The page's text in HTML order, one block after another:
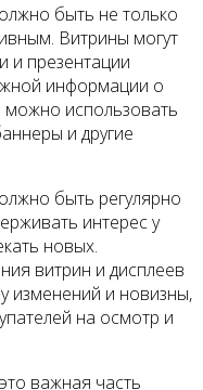
быть не только
Витрины могут
и презентации
информации о
можно использовать
и другие
быть регулярно
интерес у
новых.
витрин и дисплеев
изменений и новизны,
на осмотр и
важная часть